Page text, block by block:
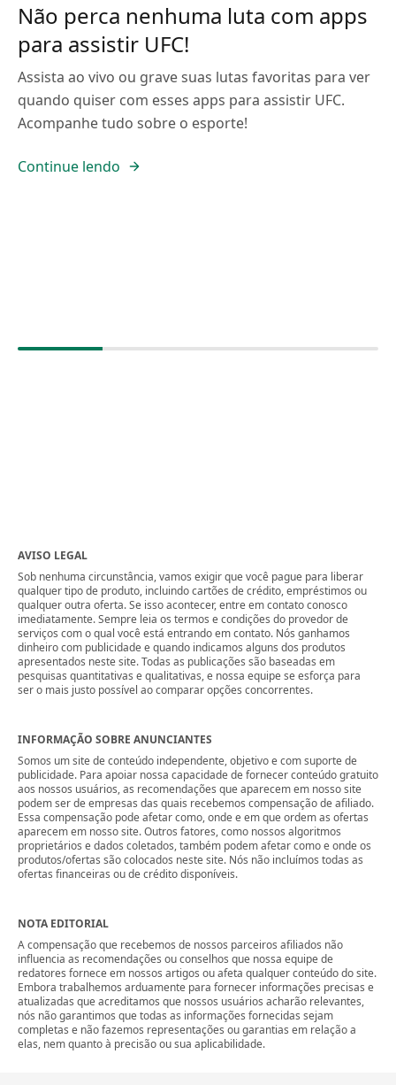
Não perca nenhuma luta com apps
para assistir UFC!
Assista ao vivo ou grave suas lutas favoritas para ver
quando quiser com esses apps para assistir UFC.
Acompanhe tudo sobre o esporte!
Continue lendo
AVISO LEGAL
Sob nenhuma circunstância, vamos exigir que você pague para liberar
qualquer tipo de produto, incluindo cartões de crédito, empréstimos ou
qualquer outra oferta. Se isso acontecer, entre em contato conosco
imediatamente. Sempre leia os termos e condições do provedor de
serviços com o qual você está entrando em contato. Nós ganhamos
dinheiro com publicidade e quando indicamos alguns dos produtos
apresentados neste site. Todas as publicações são baseadas em
pesquisas quantitativas e qualitativas, e nossa equipe se esforça para
ser o mais justo possível ao comparar opções concorrentes.
INFORMAÇÃO SOBRE ANUNCIANTES
Somos um site de conteúdo independente, objetivo e com suporte de
publicidade. Para apoiar nossa capacidade de fornecer conteúdo gratuito
aos nossos usuários, as recomendações que aparecem em nosso site
podem ser de empresas das quais recebemos compensação de afiliado.
Essa compensação pode afetar como, onde e em que ordem as ofertas
aparecem em nosso site. Outros fatores, como nossos algoritmos
proprietários e dados coletados, também podem afetar como e onde os
produtos/ofertas são colocados neste site. Nós não incluímos todas as
ofertas financeiras ou de crédito disponíveis.
NOTA EDITORIAL
A compensação que recebemos de nossos parceiros afiliados não
influencia as recomendações ou conselhos que nossa equipe de
redatores fornece em nossos artigos ou afeta qualquer conteúdo do site.
Embora trabalhemos arduamente para fornecer informações precisas e
atualizadas que acreditamos que nossos usuários acharão relevantes,
nós não garantimos que todas as informações fornecidas sejam
completas e não fazemos representações ou garantias em relação a
elas, nem quanto à precisão ou sua aplicabilidade.